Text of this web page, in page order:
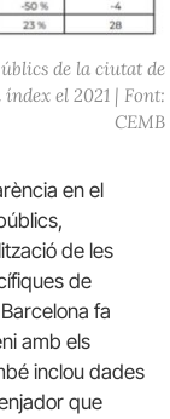
de la ciutat de
el 2021 | Font:
CEMB
en el
de les
de
fa
amb els
inclou dades
que